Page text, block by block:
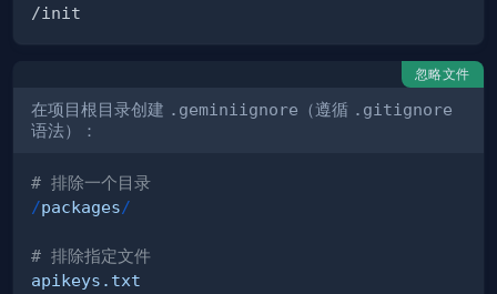
忽略文件
在项目根目录创建 .geminiignore （遵循 .gitignore
语法）：
# 排除一个目录
/packages/
# 排除指定文件
apikeys.txt